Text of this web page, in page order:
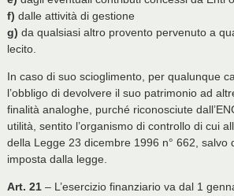
f) dalle attività di gestione
g) da qualsiasi altro provento pervenuto a
lecito.
In caso di suo scioglimento, per qualunque
l’obbligo di devolvere il suo patrimonio ad
finalità analoghe, purché riconosciute
utilità, sentito l’organismo di controllo di cui
della Legge 23 dicembre 1996 n° 662, salvo
imposta dalla legge.
Art. 21– L’esercizio finanziario va dal 1